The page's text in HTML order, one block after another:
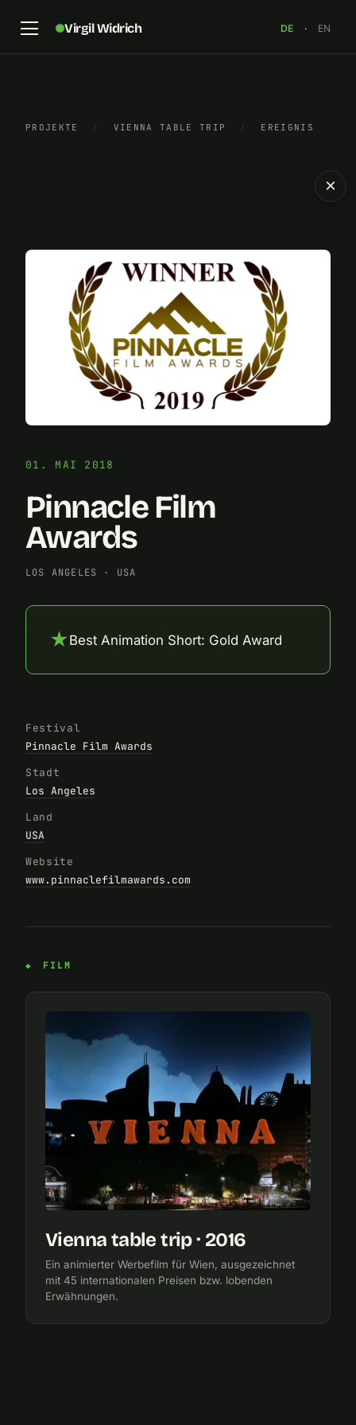
Virgil Widrich DE · EN
PROJEKTE / VIENNA TABLE TRIP / EREIGNIS
01. MAI 2018
Pinnacle Film
Awards
LOS ANGELES · USA
★Best Animation Short: Gold Award
Festival
Pinnacle Film Awards
Stadt
Los Angeles
Land
USA
Website
www.pinnaclefilmawards.com
FILM
Vienna table trip · 2016
Ein animierter Werbefilm für Wien, ausgezeichnet
mit 45 internationalen Preisen bzw. lobenden
Erwähnungen.
×